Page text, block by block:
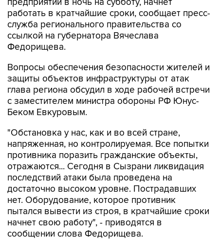
работать в кратчайшие сроки, сообщает пресс-
служба регионального правительства со
ссылкой на губернатора Вячеслава
Федорищева.
Вопросы обеспечения безопасности жителей и
защиты объектов инфраструктуры от атак
глава региона обсудил в ходе рабочей встречи
с заместителем министра обороны РФ Юнус-
Беком Евкуровым.
"Обстановка у нас, как и во всей стране,
напряженная, но контролируемая. Все попытки
противника поразить гражданские объекты,
отражаются... Сегодня в Сызрани ликвидация
последствий атаки была проведена на
достаточно высоком уровне. Пострадавших
нет. Оборудование, которое противник
пытался вывести из строя, в кратчайшие сроки
начнет свою работу", - приводятся в
сообщении слова Федорищева.